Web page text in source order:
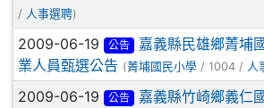
/ 人事選聘)
2009-06-19 公告
嘉義縣民雄鄉菁埔
業人員甄選公告 (菁埔國民小學 / 1004 / 人
2009-06-19 公告
嘉義縣竹崎鄉義仁